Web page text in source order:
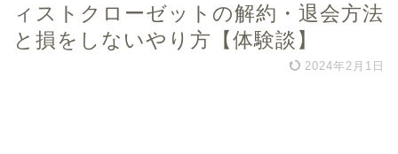
ィストクローゼットの解約・退会方法
と損をしないやり方【体験談】
2024年2月1日